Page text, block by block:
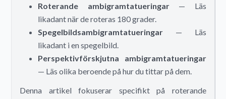
Roterande ambigramtatueringar— Läs
likadant när de roteras 180 grader.
Spegelbildsambigramtatueringar — Läs
likadant i en spegelbild.
Perspektivförskjutna ambigramtatueringar
— Läs olika beroende på hur du tittar på dem.
Denna artikel fokuserar specifikt på roterande